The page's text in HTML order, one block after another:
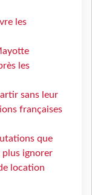
les
les
sans leur
françaises
que
plus ignorer
location